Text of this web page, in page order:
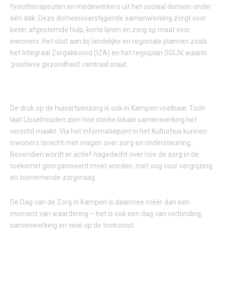
fysiotherapeuten en medewerkers uit het sociaal domein onder
één dak. Deze domeinoverstijgende samenwerking zorgt voor
beter afgestemde hulp, korte lijnen en zorg op maat voor
inwoners. Het sluit aan bij landelijke en regionale plannen zoals
het Integraal Zorgakkoord (IZA) en het regioplan SGIJV, waarin
‘positieve gezondheid’ centraal staat.
De druk op de huisartsenzorg is ook in Kampen voelbaar. Toch
laat IJsselmuiden zien hoe sterke lokale samenwerking het
verschil maakt. Via het informatiepunt in het Kulturhus kunnen
inwoners terecht met vragen over zorg en ondersteuning.
Bovendien wordt er actief nagedacht over hoe de zorg in de
toekomst georganiseerd moet worden, met oog voor vergrijzing
en toenemende zorgvraag.
De Dag van de Zorg in Kampen is daarmee méér dan een
moment van waardering – het is ook een dag van verbinding,
samenwerking en visie op de toekomst.